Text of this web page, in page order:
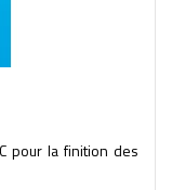
pour la finition des